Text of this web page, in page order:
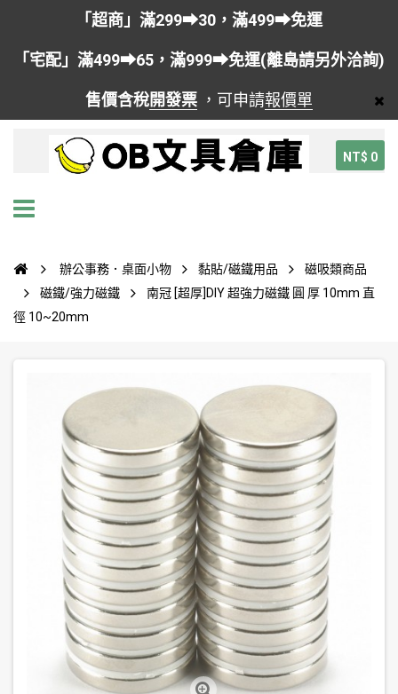
「超商」滿299➡30，滿499➡免運
「宅配」滿499➡65，滿999➡免運(離島請另外洽詢)
售價含稅開發票 ，可申請報價單
NT$ 0
辦公事務．桌面小物 黏貼/磁鐵用品
磁吸類商品
磁鐵/強力磁鐵
南冠 [超厚]DIY 超強力磁鐵 圓 厚 10mm 直
徑 10~20mm